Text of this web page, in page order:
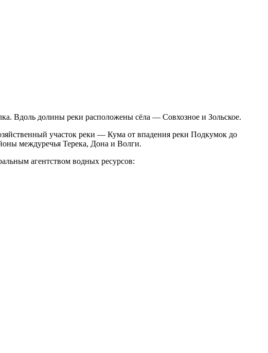
Вдоль долины реки расположены сёла — Совхозное и Зольское.
участок реки — Кума от впадения реки Подкумок до
междуречья Терека, Дона и Волги.
агентством водных ресурсов: